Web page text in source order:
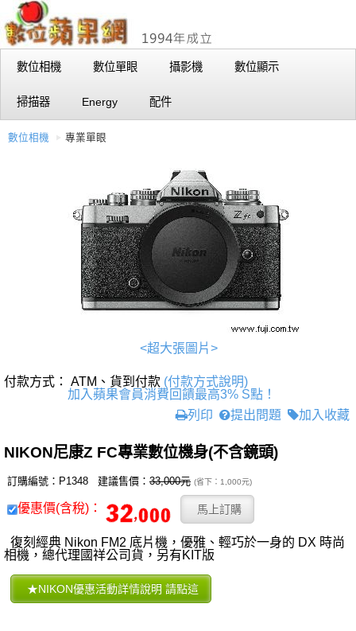
數位相機 數位單眼 攝影機 數位顯示
掃描器 Energy 配件
數位相機 專業單眼
<超大張圖片>
付款方式： ATM、貨到付款 (付款方式說明)
加入蘋果會員消費回饋最高3% S點！
列印
提出問題 加入收藏
NIKON尼康Z FC專業數位機身(不含鏡頭)
訂購編號：P1348 建議售價： 33,000元 (省下：1,000元)
優惠價(含稅)：
復刻經典 Nikon FM2 底片機，優雅、輕巧於一身的 DX 時尚
相機，總代理國祥公司貨，另有KIT版